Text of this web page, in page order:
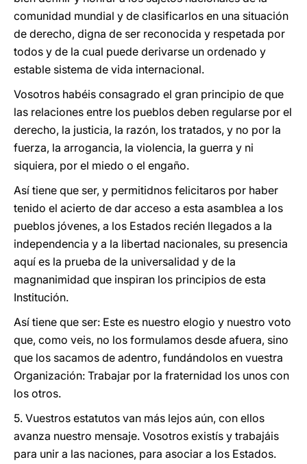
comunidad mundial y de clasificarlos en una situación
de derecho, digna de ser reconocida y respetada por
todos y de la cual puede derivarse un ordenado y
estable sistema de vida internacional.
Vosotros habéis consagrado el gran principio de que
las relaciones entre los pueblos deben regularse por el
derecho, la justicia, la razón, los tratados, y no por la
fuerza, la arrogancia, la violencia, la guerra y ni
siquiera, por el miedo o el engaño.
Así tiene que ser, y permitidnos felicitaros por haber
tenido el acierto de dar acceso a esta asamblea a los
pueblos jóvenes, a los Estados recién llegados a la
independencia y a la libertad nacionales, su presencia
aquí es la prueba de la universalidad y de la
magnanimidad que inspiran los principios de esta
Institución.
Así tiene que ser: Este es nuestro elogio y nuestro voto
que, como veis, no los formulamos desde afuera, sino
que los sacamos de adentro, fundándolos en vuestra
Organización: Trabajar por la fraternidad los unos con
los otros.
5. Vuestros estatutos van más lejos aún, con ellos
avanza nuestro mensaje. Vosotros existís y trabajáis
para unir a las naciones, para asociar a los Estados.